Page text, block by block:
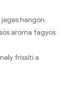
hangon.
aroma fagyos
frissíti a